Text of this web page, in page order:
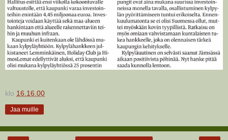
klo 16.16.00
Jaa muille